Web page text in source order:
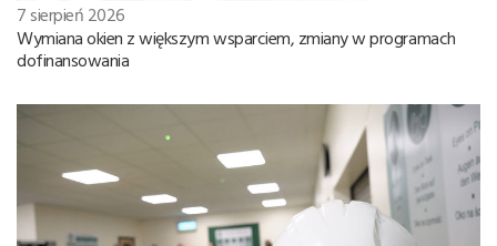
7 sierpień 2026
Wymiana okien z większym wsparciem, zmiany w programach
dofinansowania